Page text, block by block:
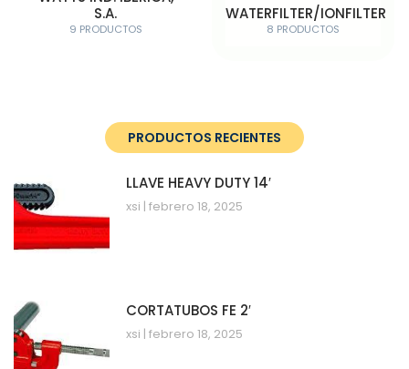
S.A.
9 PRODUCTOS
WATERFILTER/IONFILTER
8 PRODUCTOS
PRODUCTOS RECIENTES
LLAVE HEAVY DUTY 14′
xsi febrero 18, 2025
CORTATUBOS FE 2′
xsi febrero 18, 2025